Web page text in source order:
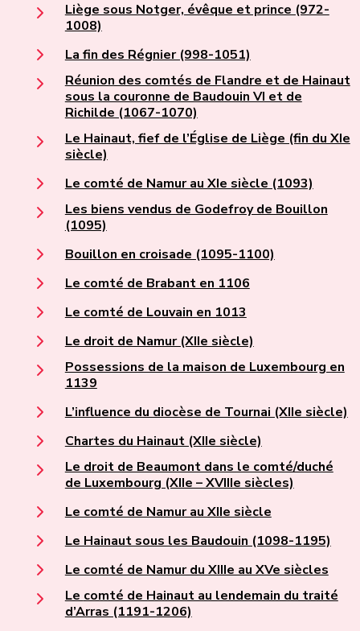
Liège sous Notger, évêque et prince (972-
1008)
La fin des Régnier (998-1051)
Réunion des comtés de Flandre et de Hainaut
sous la couronne de Baudouin VI et de
Richilde (1067-1070)
Le Hainaut, fief de l’Église de Liège (fin du XIe
siècle)
Le comté de Namur au XIe siècle (1093)
Les biens vendus de Godefroy de Bouillon
(1095)
Bouillon en croisade (1095-1100)
Le comté de Brabant en 1106
Le comté de Louvain en 1013
Le droit de Namur (XIIe siècle)
Possessions de la maison de Luxembourg en
1139
L’influence du diocèse de Tournai (XIIe siècle)
Chartes du Hainaut (XIIe siècle)
Le droit de Beaumont dans le comté/duché
de Luxembourg (XIIe – XVIIIe siècles)
Le comté de Namur au XIIe siècle
Le Hainaut sous les Baudouin (1098-1195)
Le comté de Namur du XIIIe au XVe siècles
Le comté de Hainaut au lendemain du traité
d’Arras (1191-1206)